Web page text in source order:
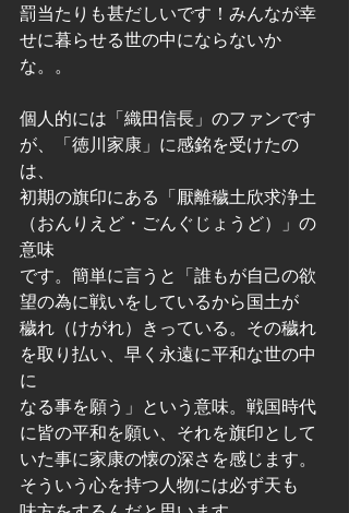
罰当たりも甚だしいです！みんなが幸
せに暮らせる世の中にならないか
な。。
個人的には「織田信長」のファンです
が、「徳川家康」に感銘を受けたの
は、
初期の旗印にある「厭離穢土欣求浄土
（おんりえど・ごんぐじょうど）」の
意味
です。簡単に言うと「誰もが自己の欲
望の為に戦いをしているから国土が
穢れ（けがれ）きっている。その穢れ
を取り払い、早く永遠に平和な世の中
に
なる事を願う」という意味。戦国時代
に皆の平和を願い、それを旗印として
いた事に家康の懐の深さを感じます。
そういう心を持つ人物には必ず天も